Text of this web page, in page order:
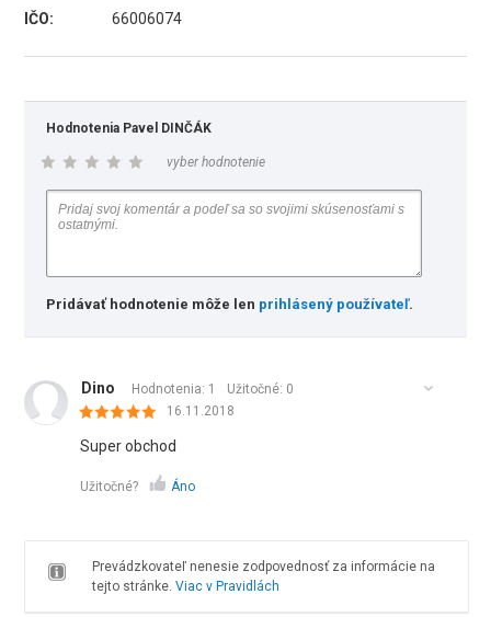
IČO:
66006074
Hodnotenia Pavel DINČÁK
vyber hodnotenie
Pridávať hodnotenie môže len prihlásený používateľ.
Dino Hodnotenia: 1 Užitočné: 0
16.11.2018
Super obchod
Užitočné? Áno
Prevádzkovateľ nenesie zodpovednosť za informácie na
tejto stránke. Viac v Pravidlách